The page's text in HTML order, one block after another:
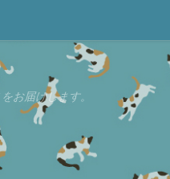
お届けします。